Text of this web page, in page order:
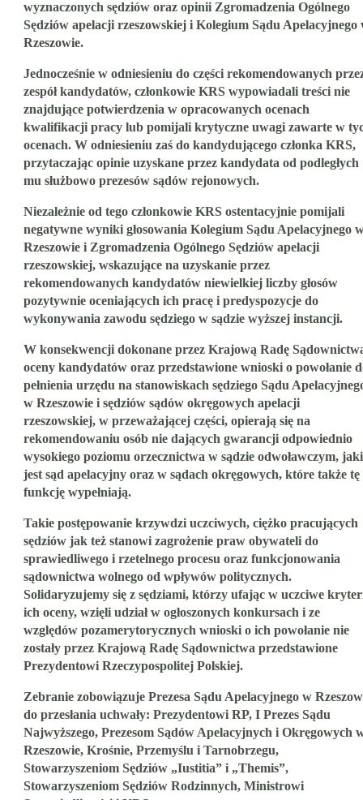
wyznaczonych sędziów oraz opinii Zgromadzenia Ogólnego
Sędziów apelacji rzeszowskiej i Kolegium Sądu Apelacyjnego
Rzeszowie.
Jednocześnie w odniesieniu do części rekomendowanych
zespół kandydatów, członkowie KRS wypowiadali treści nie
znajdujące potwierdzenia w opracowanych ocenach
kwalifikacji pracy lub pomijali krytyczne uwagi zawarte w
ocenach. W odniesieniu zaś do kandydującego członka KRS,
przytaczając opinie uzyskane przez kandydata od podległych
mu służbowo prezesów sądów rejonowych.
Niezależnie od tego członkowie KRS ostentacyjnie pomijali
negatywne wyniki głosowania Kolegium Sądu Apelacyjnego
Rzeszowie i Zgromadzenia Ogólnego Sędziów apelacji
rzeszowskiej, wskazujące na uzyskanie przez
rekomendowanych kandydatów niewielkiej liczby głosów
pozytywnie oceniających ich pracę i predyspozycje do
wykonywania zawodu sędziego w sądzie wyższej instancji.
W konsekwencji dokonane przez Krajową Radę
oceny kandydatów oraz przedstawione wnioski o powołanie
pełnienia urzędu na stanowiskach sędziego Sądu
w Rzeszowie i sędziów sądów okręgowych apelacji
rzeszowskiej, w przeważającej części, opierają się na
rekomendowaniu osób nie dających gwarancji odpowiednio
wysokiego poziomu orzecznictwa w sądzie odwoławczym,
jest sąd apelacyjny oraz w sądach okręgowych, które także tę
funkcję wypełniają.
Takie postępowanie krzywdzi uczciwych, ciężko pracujących
sędziów jak też stanowi zagrożenie praw obywateli do
sprawiedliwego i rzetelnego procesu oraz funkcjonowania
sądownictwa wolnego od wpływów politycznych.
Solidaryzujemy się z sędziami, którzy ufając w uczciwe
ich oceny, wzięli udział w ogłoszonych konkursach i ze
względów pozamerytorycznych wnioski o ich powołanie nie
zostały przez Krajową Radę Sądownictwa przedstawione
Prezydentowi Rzeczypospolitej Polskiej.
Zebranie zobowiązuje Prezesa Sądu Apelacyjnego w
do przesłania uchwały: Prezydentowi RP, I Prezes Sądu
Najwyższego, Prezesom Sądów Apelacyjnych i Okręgowych
Rzeszowie, Krośnie, Przemyślu i Tarnobrzegu,
Stowarzyszeniom Sędziów „Iustitia” i „Themis”,
Stowarzyszeniom Sędziów Rodzinnych, Ministrowi